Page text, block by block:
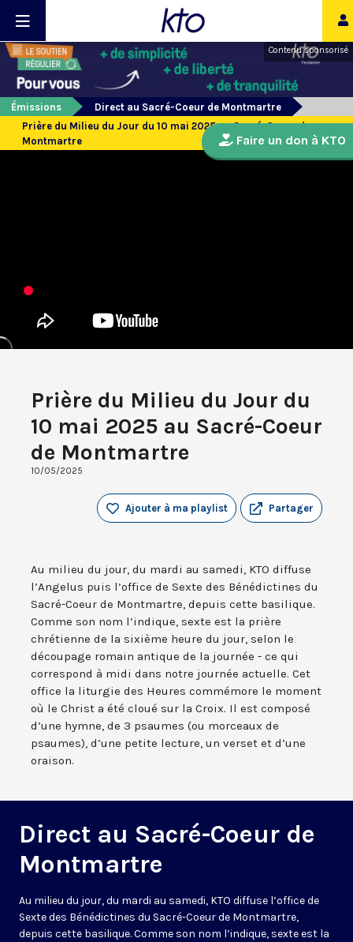
Contenu sponsorisé
Émissions
Direct au Sacré-Coeur de Montmartre
Prière du Milieu du Jour du 10 mai 2025 au Sacré-Coeur de
Montmartre
Prière du Milieu du Jour du
10 mai 2025 au Sacré-Coeur
de Montmartre
10/05/2025
Partager
Ajouter à ma playlist
Au milieu du jour, du mardi au samedi, KTO diffuse
l’Angelus puis l’office de Sexte des Bénédictines du
Sacré-Coeur de Montmartre, depuis cette basilique.
Comme son nom l’indique, sexte est la prière
chrétienne de la sixième heure du jour, selon le
découpage romain antique de la journée - ce qui
correspond à midi dans notre journée actuelle. Cet
office la liturgie des Heures commémore le moment
où le Christ a été cloué sur la Croix. Il est composé
d’une hymne, de 3 psaumes (ou morceaux de
psaumes), d’une petite lecture, un verset et d’une
oraison.
Direct au Sacré-Coeur de
Montmartre
Au milieu du jour, du mardi au samedi, KTO diffuse l’office de
Sexte des Bénédictines du Sacré-Coeur de Montmartre,
depuis cette basilique. Comme son nom l’indique, sexte est la
Faire un don à KTO